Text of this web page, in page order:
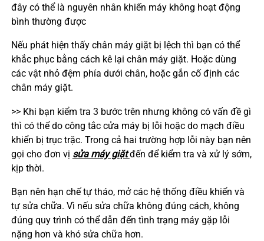
đây có thể là nguyên nhân khiến máy không hoạt động
bình thường được
Nếu phát hiện thấy chân máy giặt bị lệch thì bạn có thể
khắc phục bằng cách kê lại chân máy giặt. Hoặc dùng
các vật nhỏ đệm phía dưới chân, hoặc gắn cố định các
chân máy giặt.
>> Khi bạn kiểm tra 3 bước trên nhưng không có vấn đề gì
thì có thể do công tắc cửa máy bị lỗi hoặc do mạch điều
khiển bị trục trặc. Trong cả hai trường hợp lỗi này bạn nên
gọi cho đơn vị sửa máy giặtđến để kiểm tra và xử lý sớm,
kịp thời.
Bạn nên hạn chế tự tháo, mở các hệ thống điều khiển và
tự sửa chữa. Vì nếu sửa chữa không đúng cách, không
đúng quy trình có thể dẫn đến tình trạng máy gặp lỗi
nặng hơn và khó sửa chữa hơn.